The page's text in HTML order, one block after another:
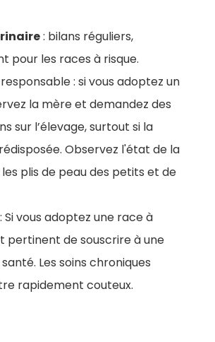
: bilans réguliers,
pour les races à risque.
responsable : si vous adoptez un
la mère et demandez des
sur l’élevage, surtout si la
Observez l'état de la
plis de peau des petits et de
: Si vous adoptez une race à
pertinent de souscrire à une
Les soins chroniques
rapidement couteux.